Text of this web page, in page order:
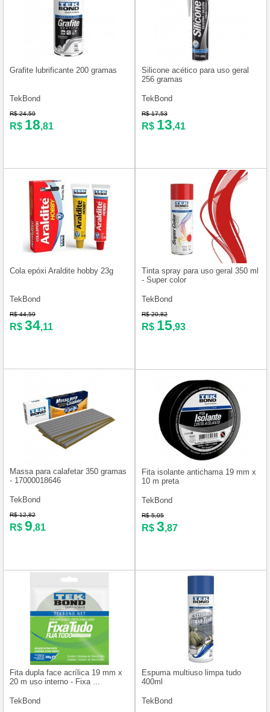
Grafite lubrificante 200 gramas
TekBond
R$ 24,59
R$ 18,81
Silicone acético para uso geral
256 gramas
TekBond
R$ 17,53
R$ 13,41
Cola epóxi Araldite hobby 23g
TekBond
R$ 44,59
R$ 34,11
Tinta spray para uso geral 350 ml
- Super color
TekBond
R$ 20,82
R$ 15,93
Massa para calafetar 350 gramas
- 17000018646
TekBond
R$ 12,82
R$ 9,81
Fita isolante antichama 19 mm x
10 m preta
TekBond
R$ 5,05
R$ 3,87
Fita dupla face acrílica 19 mm x
20 m uso interno - Fixa ...
TekBond
Espuma multiuso limpa tudo
400ml
TekBond